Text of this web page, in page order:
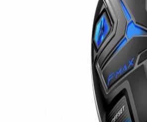
フェアウェイウッド